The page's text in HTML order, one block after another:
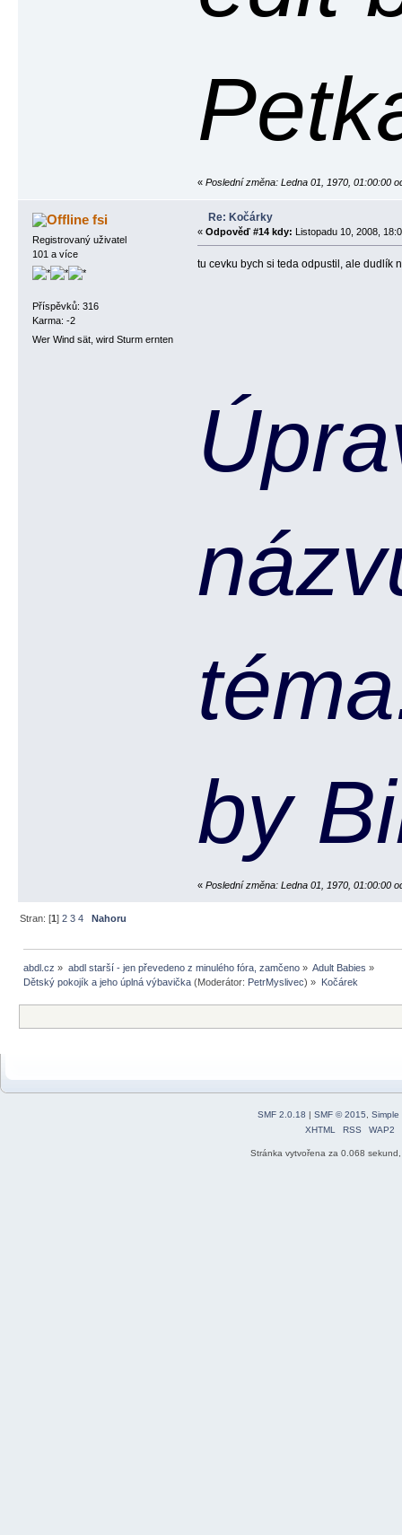
« Poslední změna: Ledna 01, 1970, 01:00:00
fsi
Registrovaný uživatel
101 a více
Příspěvků: 316
Karma: -2
Wer Wind sät, wird Sturm ernten
Re: Kočárky
« Odpověď #14 kdy: Listopadu 10, 2008,
tu cevku bych si teda odpustil, ale dudlík
by
« Poslední změna: Ledna 01, 1970, 01:00:00
Stran: [1]2 3 4 Nahoru
abdl.cz » abdl starší - jen převedeno z minulého fóra, zamčeno» Adult Babies »
Dětský pokojík a jeho úplná výbavička (Moderátor: PetrMyslivec) » Kočárek
SMF 2.0.18 | SMF © 2015
Simple
XHTML
RSS WAP2
Stránka vytvořena za 0.068